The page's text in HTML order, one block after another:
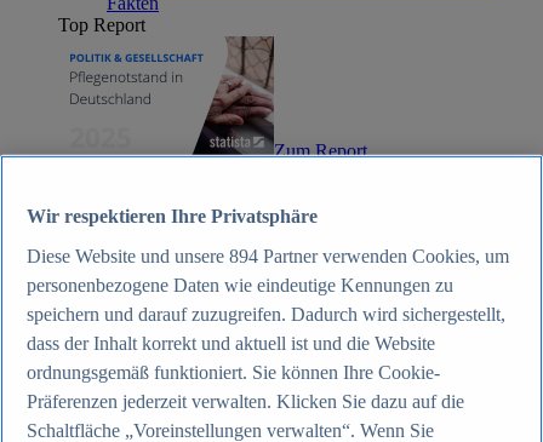
Top Report
Zum Report
Aktuelle Statistiken
Social Networks mit den meisten Nutzern weltweit
2025
Soziale Netzwerke in Deutschland nach Generationen
2025
Instagram - Nutzung nach Alter und Geschlecht in
Deutschland 2025
Podcasts - Nutzung 2016-2025
Internet
Themen
Wir respektieren Ihre Privatsphäre
Diese Website und unsere 894 Partner verwenden Cookies, um
personenbezogene Daten wie eindeutige Kennungen zu
speichern und darauf zuzugreifen. Dadurch wird sichergestellt,
dass der Inhalt korrekt und aktuell ist und die Website
ordnungsgemäß funktioniert. Sie können Ihre Cookie-
Präferenzen jederzeit verwalten. Klicken Sie dazu auf die
Schaltfläche „Voreinstellungen verwalten“. Wenn Sie